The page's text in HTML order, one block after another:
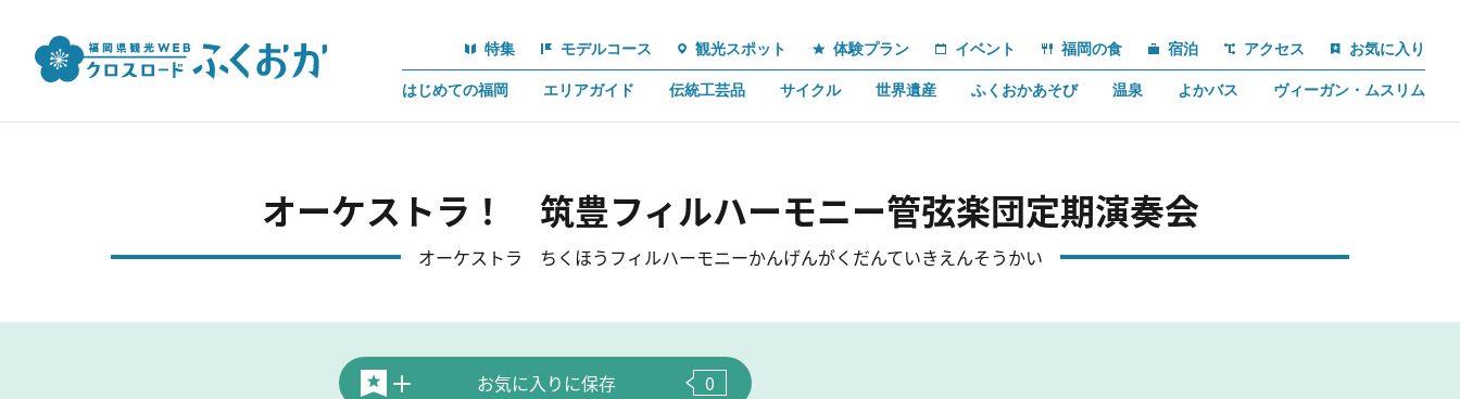
特集 モデルコース 観光スポット 体験プラン イベント 福岡の食 宿泊 アクセス お気に入り
はじめての福岡 エリアガイド 伝統工芸品 サイクル 世界遺産 ふくおかあそび 温泉 よかバス ヴィーガン・ムスリム
オーケストラ！ 筑豊フィルハーモニー管弦楽団定期演奏会
オーケストラ ちくほうフィルハーモニーかんげんがくだんていきえんそうかい
お気に入りに保存 0